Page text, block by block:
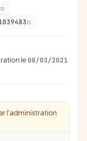
le 08/03/2021
l'administration